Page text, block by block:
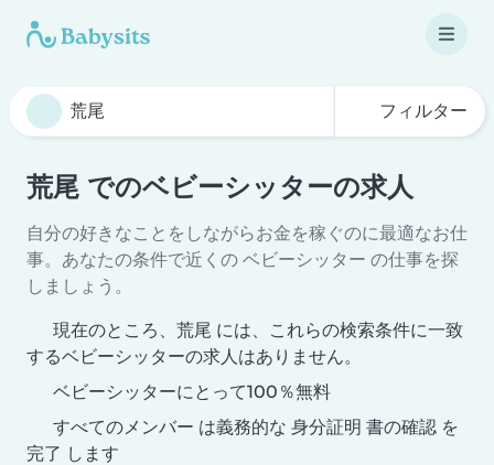
フィルター
荒尾 でのベビーシッターの求人
自分の好きなことをしながらお金を稼ぐのに最適なお仕
事。あなたの条件で近くの ベビーシッター の仕事を探
しましょう。
現在のところ、荒尾 には、これらの検索条件に一致
するベビーシッターの求人はありません。
ベビーシッターにとって100％無料
すべてのメンバー は義務的な 身分証明 書の確認 を
完了 します